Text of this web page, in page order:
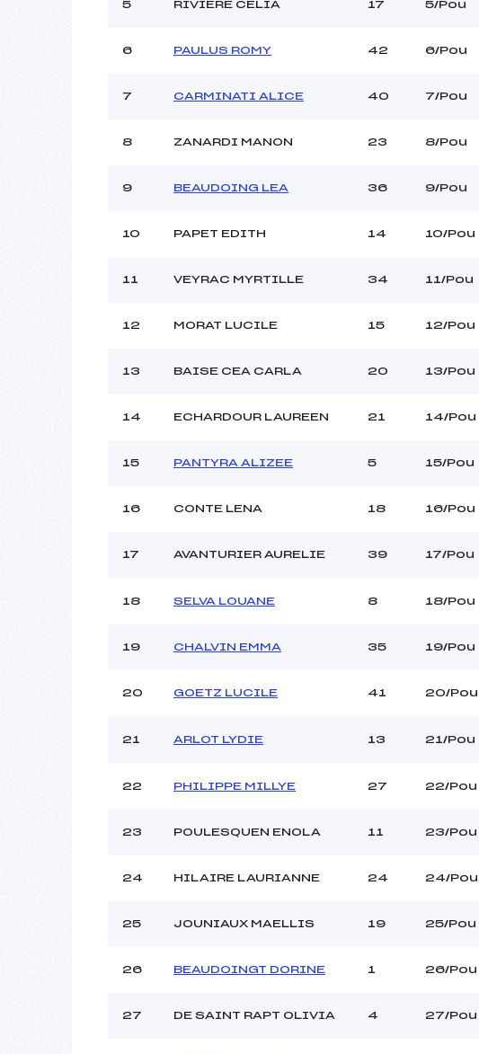
Pénalité appliquée :
5 RIVIERE CELIA 17 5/Pou
6 PAULUS ROMY 42 6/Pou
7 CARMINATI ALICE 40 7/Pou
8 ZANARDI MANON 23 8/Pou
9 BEAUDOING LEA 36 9/Pou
10 PAPET EDITH 14 10/Pou
11 VEYRAC MYRTILLE 34 11/Pou
12 MORAT LUCILE 15 12/Pou
13 BAISE CEA CARLA 20 13/Pou
14 ECHARDOUR LAUREEN 21 14/Pou
15 PANTYRA ALIZEE 5 15/Pou
16 CONTE LENA 18 16/Pou
17 AVANTURIER AURELIE 39 17/Pou
18 SELVA LOUANE 8 18/Pou
19 CHALVIN EMMA 35 19/Pou
20 GOETZ LUCILE 41 20/Pou
21 ARLOT LYDIE 13 21/Pou
22 PHILIPPE MILLYE 27 22/Pou
23 POULESQUEN ENOLA 11 23/Pou
24 HILAIRE LAURIANNE 24 24/Pou
25 JOUNIAUX MAELLIS 19 25/Pou
26 BEAUDOINGT DORINE 1 26/Pou
27 DE SAINT RAPT OLIVIA 4 27/Pou